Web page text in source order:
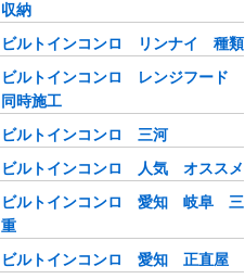
収納
ビルトインコンロ リンナイ 種類
ビルトインコンロ レンジフード
同時施工
ビルトインコンロ 三河
ビルトインコンロ 人気 オススメ
ビルトインコンロ 愛知 岐阜 三
重
ビルトインコンロ 愛知 正直屋